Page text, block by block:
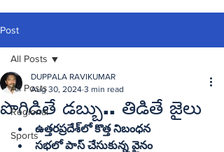
Post
All Posts
Regional
Sports
All Posts
పొగిడితే డబ్బు.. తిడితే జైలు
DUPPALA RAVIKUMAR
Aug 30, 2024 3 min read
ఉత్తరప్రదేశ్‌లో కొత్త నిబంధన
సభలో పాస్‌ చేసుకున్న వైనం